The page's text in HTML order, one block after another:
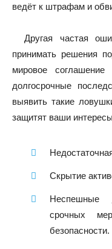
ведёт к штрафам и
Другая частая
принимать решения
мировое
долгосрочные
выявить такие
защитят ваши
Скрытие
Неспешные
срочных
безопасности.